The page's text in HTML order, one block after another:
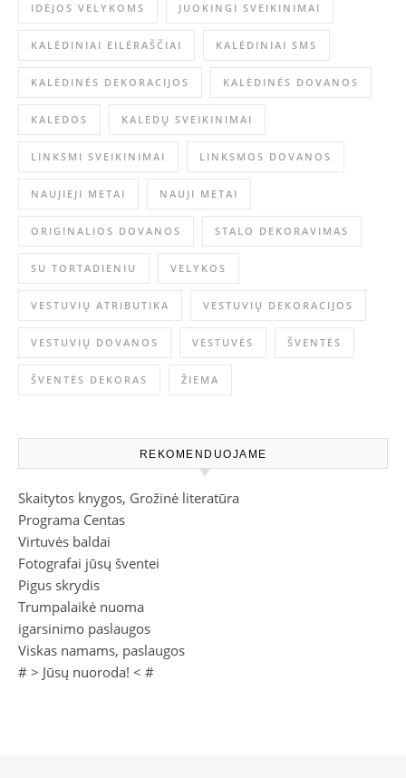
IDĖJOS VELYKOMS JUOKINGI SVEIKINIMAI
KALĖDINIAI EILĖRAŠČIAI KALĖDINIAI SMS
KALĖDINĖS DEKORACIJOS KALĖDINĖS DOVANOS
KALĖDOS KALĖDŲ SVEIKINIMAI
LINKSMI SVEIKINIMAI LINKSMOS DOVANOS
NAUJIEJI METAI NAUJI METAI
ORIGINALIOS DOVANOS STALO DEKORAVIMAS
SU TORTADIENIU VELYKOS
VESTUVIŲ ATRIBUTIKA VESTUVIŲ DEKORACIJOS
VESTUVIŲ DOVANOS VESTUVĖS ŠVENTĖS
ŠVENTĖS DEKORAS ŽIEMA
REKOMENDUOJAME
Skaitytos knygos, Grožinė literatūra
Programa Centas
Virtuvės baldai
Fotografai jūsų šventei
Pigus skrydis
Trumpalaikė nuoma
igarsinimo paslaugos
Viskas namams, paslaugos
# > Jūsų nuoroda! < #